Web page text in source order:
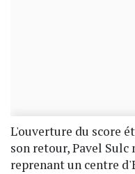
L'ouverture du score
son retour, Pavel
reprenant un centre